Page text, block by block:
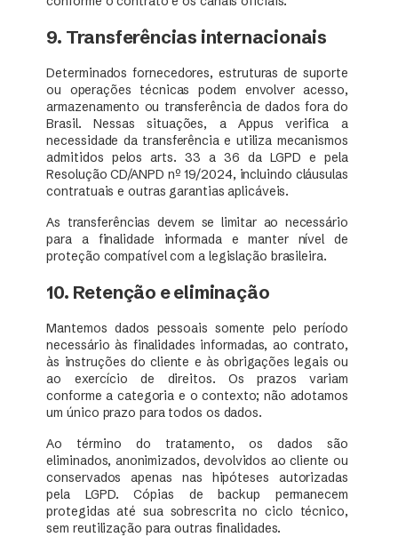
9. Transferências internacionais
Determinados fornecedores, estruturas de suporte
ou operações técnicas podem envolver acesso,
armazenamento ou transferência de dados fora do
Brasil. Nessas situações, a Appus verifica a
necessidade da transferência e utiliza mecanismos
admitidos pelos arts. 33 a 36 da LGPD e pela
Resolução CD/ANPD nº 19/2024, incluindo cláusulas
contratuais e outras garantias aplicáveis.
As transferências devem se limitar ao necessário
para a finalidade informada e manter nível de
proteção compatível com a legislação brasileira.
10. Retenção e eliminação
Mantemos dados pessoais somente pelo período
necessário às finalidades informadas, ao contrato,
às instruções do cliente e às obrigações legais ou
ao exercício de direitos. Os prazos variam
conforme a categoria e o contexto; não adotamos
um único prazo para todos os dados.
Ao término do tratamento, os dados são
eliminados, anonimizados, devolvidos ao cliente ou
conservados apenas nas hipóteses autorizadas
pela LGPD. Cópias de backup permanecem
protegidas até sua sobrescrita no ciclo técnico,
sem reutilização para outras finalidades.